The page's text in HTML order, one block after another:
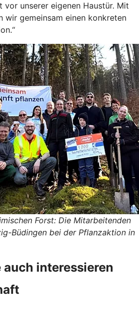
vor unserer eigenen Haustür. Mit
wir gemeinsam einen konkreten
Forst: Die Mitarbeitenden
Büdingen bei der Pflanzaktion in
auch interessieren